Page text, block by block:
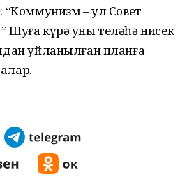
“Коммунизм – ул Совет
күрә уны теләһә нисек
уйланылған планға